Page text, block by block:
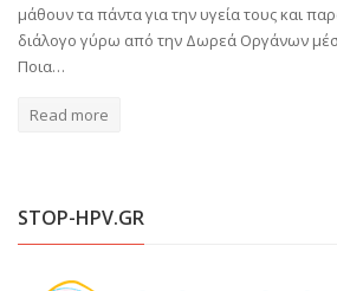
μάθουν τα πάντα για την υγεία τους και
διάλογο γύρω από την Δωρεά Οργάνων
Ποια…
Read more
STOP-HPV.GR